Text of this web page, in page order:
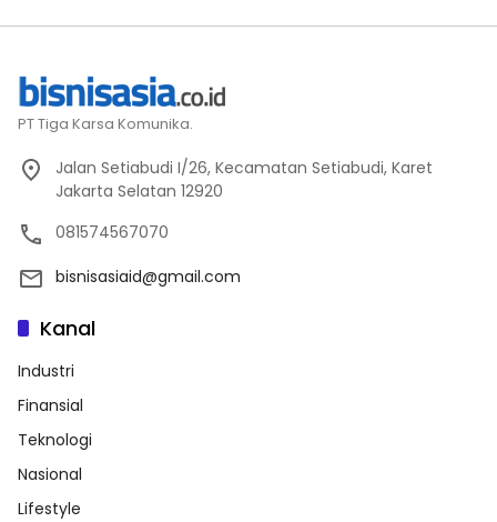
PT Tiga Karsa Komunika.
Jalan Setiabudi I/26, Kecamatan Setiabudi, Karet
Jakarta Selatan 12920
081574567070
bisnisasiaid@gmail.com
Kanal
Industri
Finansial
Teknologi
Nasional
Lifestyle